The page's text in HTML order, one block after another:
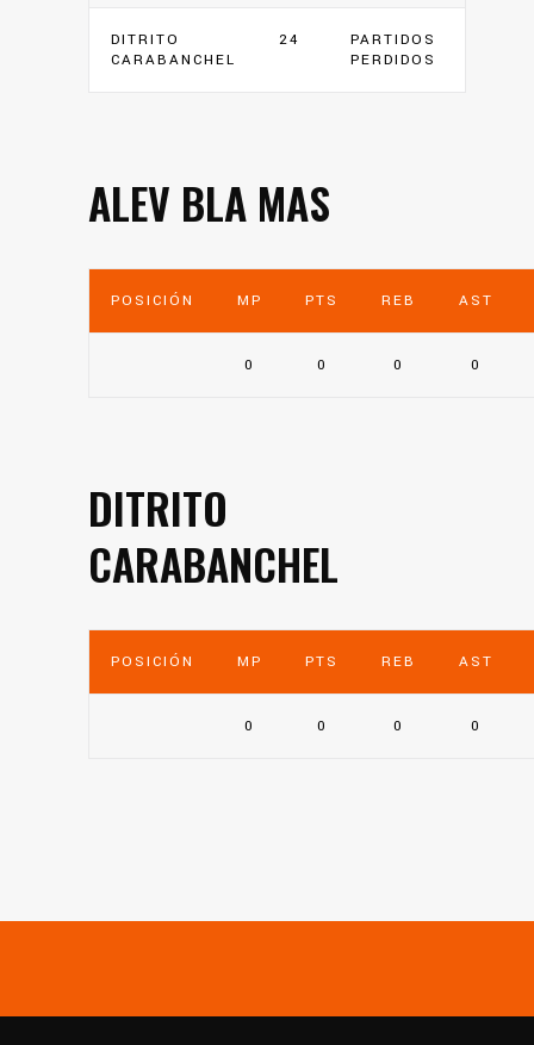
DITRITO
CARABANCHEL
24
PARTIDOS
PERDIDOS
ALEV BLA MAS
POSICIÓN MP PTS REB AST
0 0 0 0
DITRITO
CARABANCHEL
POSICIÓN MP PTS REB AST
0 0 0 0